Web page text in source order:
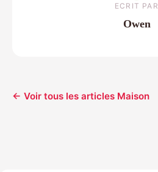
ECRIT PAR
Owen
← Voir tous les articles Maison